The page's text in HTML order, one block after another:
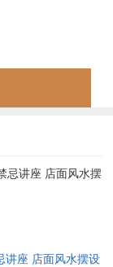
一览表
吉日吉时查询
日一览表
讲座 店面风水摆设